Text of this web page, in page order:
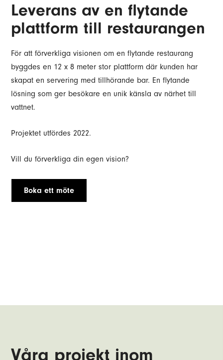
Leverans av en flytande
plattform till restaurangen
För att förverkliga visionen om en flytande restaurang
byggdes en 12 x 8 meter stor plattform där kunden har
skapat en servering med tillhörande bar. En flytande
lösning som ger besökare en unik känsla av närhet till
vattnet.
Projektet utfördes 2022.
Vill du förverkliga din egen vision?
Boka ett möte
Våra projekt inom